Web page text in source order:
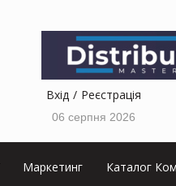
Вхід Реєстрація
06 серпня 2026
Маркетинг Каталог